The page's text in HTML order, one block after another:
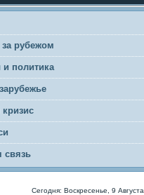
рубежом
политика
связь
Сегодня: Воскресенье, 9 Августа